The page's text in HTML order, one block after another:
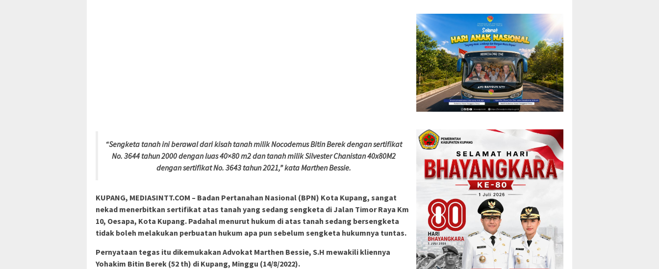
“Sengketa tanah ini berawal dari kisah tanah milik Nocodemus Bitin Berek dengan sertifikat
No. 3644 tahun 2000 dengan luas 40×80 m2 dan tanah milik Silvester Chanistan 40x80M2
dengan sertifikat No. 3643 tahun 2021,” kata Marthen Bessie.
KUPANG, MEDIASINTT.COM – Badan Pertanahan Nasional (BPN) Kota Kupang, sangat
nekad menerbitkan sertifikat atas tanah yang sedang sengketa di Jalan Timor Raya Km
10, Oesapa, Kota Kupang. Padahal menurut hukum di atas tanah sedang bersengketa
tidak boleh melakukan perbuatan hukum apa pun sebelum sengketa hukumnya tuntas.
Pernyataan tegas itu dikemukakan Advokat Marthen Bessie, S.H mewakili kliennya
Yohakim Bitin Berek (52 th) di Kupang, Minggu (14/8/2022).